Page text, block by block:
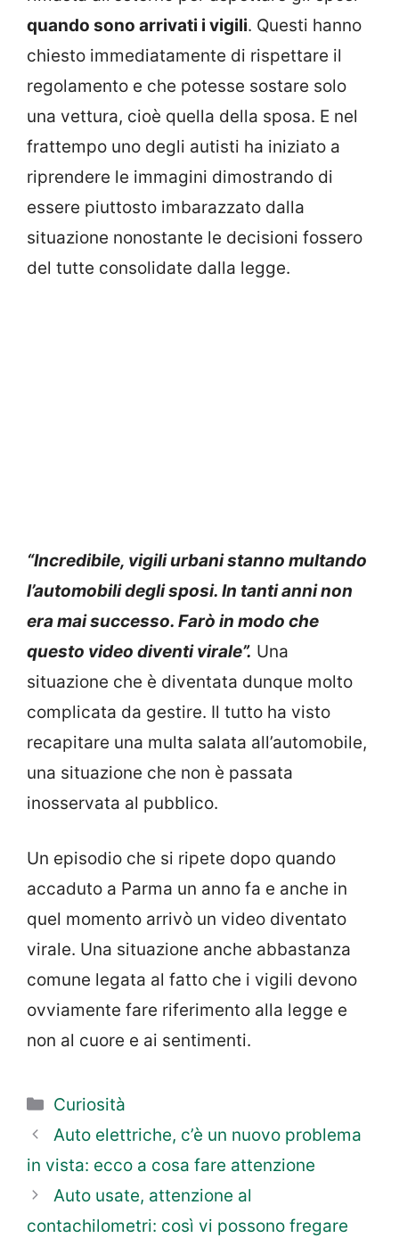
quando sono arrivati i vigili. Questi hanno
chiesto immediatamente di rispettare il
regolamento e che potesse sostare solo
una vettura, cioè quella della sposa. E nel
frattempo uno degli autisti ha iniziato a
riprendere le immagini dimostrando di
essere piuttosto imbarazzato dalla
situazione nonostante le decisioni fossero
del tutte consolidate dalla legge.
“Incredibile, vigili urbani stanno multando
l’automobili degli sposi. In tanti anni non
era mai successo. Farò in modo che
questo video diventi virale”. Una
situazione che è diventata dunque molto
complicata da gestire. Il tutto ha visto
recapitare una multa salata all’automobile,
una situazione che non è passata
inosservata al pubblico.
Un episodio che si ripete dopo quando
accaduto a Parma un anno fa e anche in
quel momento arrivò un video diventato
virale. Una situazione anche abbastanza
comune legata al fatto che i vigili devono
ovviamente fare riferimento alla legge e
non al cuore e ai sentimenti.
Categorie
Curiosità
Auto elettriche, c’è un nuovo problema
in vista: ecco a cosa fare attenzione
Auto usate, attenzione al
contachilometri: così vi possono fregare